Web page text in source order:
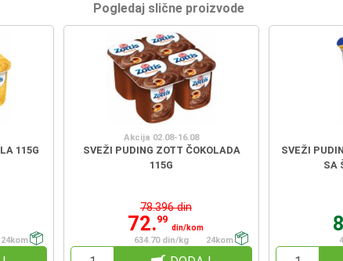
Pogledaj slične proizvode
115G
24kom
Akcija 02.08-16.08
SVEŽI PUDING ZOTT ČOKOLADA
115G
78.396 din
72.99
din/kom
634.70 din/kg
24kom
SVEŽI
SA